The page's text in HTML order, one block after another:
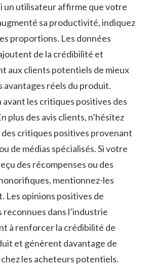
un utilisateur ⁢affirme que‍ votre
sa productivité, indiquez
proportions. Les‌ données
de la crédibilité‍ et
aux clients potentiels ⁣de ⁣mieux
avantages réels ‍du⁣ produit.
les critiques positives ​des
plus ⁤des avis clients,​ n’hésitez
des critiques positives provenant
de médias spécialisés. ⁣Si ‌votre
des récompenses‍ ou des
mentionnez-les
Les opinions​ positives de
reconnues ​dans ‍l’industrie
à ⁢renforcer la crédibilité de
et ‌génèrent davantage de
les ⁤acheteurs potentiels.